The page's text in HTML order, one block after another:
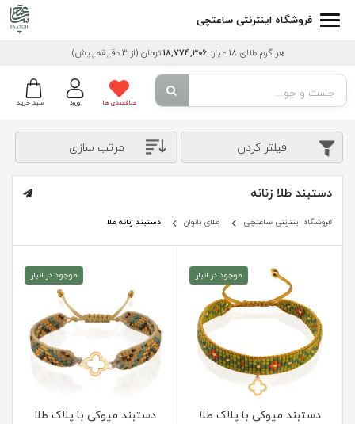
فروشگاه اینترنتی ساعتچی
هر گرم طلای 18 عیار: 18,774,306 تومان (از 3 دقیقه پیش)
سبد خرید ورود علاقمندی ها
فیلتر کردن مرتب سازی
دستبند طلا زنانه
فروشگاه اینترنتی ساعتچی طلای بانوان دستبند زنانه طلا
موجود در انبار
دستبند میوکی با پلاک طلا
موجود در انبار
دستبند میوکی با پلاک طلا